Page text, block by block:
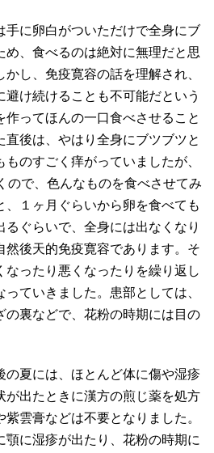
手に卵白がついただけで全身にブ
め、食べるのは絶対に無理だと思
し、免疫寛容の話を理解され、
避け続けることも不可能だという
作ってほんの一口食べさせること
直後は、やはり全身にブツブツと
のすごく痒がっていましたが、
ので、色んなものを食べさせてみ
、１ヶ月ぐらいから卵を食べても
るぐらいで、全身には出なくなり
然後天的免疫寛容であります。そ
なったり悪くなったりを繰り返し
ていきました。患部としては、
の裏などで、花粉の時期には目の
の夏には、ほとんど体に傷や湿疹
が出たときに漢方の煎じ薬を処方
雲膏などは不要となりました。
顎に湿疹が出たり、花粉の時期に